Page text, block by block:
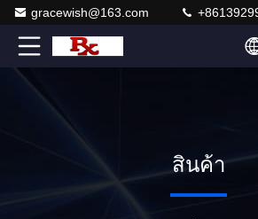
gracewish@163.com
สินค้า